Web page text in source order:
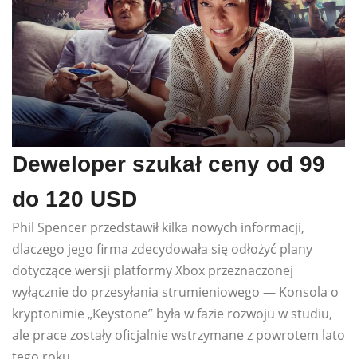
Deweloper szukał ceny od 99
do 120 USD
Phil Spencer przedstawił kilka nowych informacji,
dlaczego jego firma zdecydowała się odłożyć plany
dotyczące wersji platformy Xbox przeznaczonej
wyłącznie do przesyłania strumieniowego — Konsola o
kryptonimie „Keystone” była w fazie rozwoju w studiu,
ale prace zostały oficjalnie wstrzymane z powrotem lato